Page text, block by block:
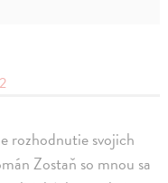
2
rozhodnutie svojich
Zostaň so mnou sa